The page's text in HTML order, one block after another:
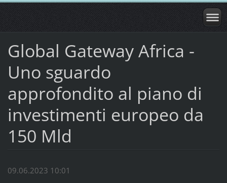
Global Gateway Africa -
Uno sguardo
approfondito al piano di
investimenti europeo da
150 Mld
09.06.2023 10:01